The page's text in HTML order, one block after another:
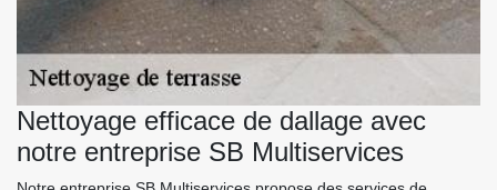
Nettoyage efficace de dallage avec
notre entreprise SB Multiservices